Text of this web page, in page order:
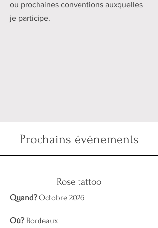
ou prochaines conventions auxquelles
je participe.
Prochains événements
Rose tattoo
Quand?Octobre 2026
Où? Bordeaux